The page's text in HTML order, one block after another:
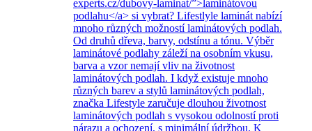
experts.cz/dubovy-laminat/”>laminátovou
podlahu</a> si vybrat? Lifestlyle laminát nabízí
mnoho různých možností laminátových podlah.
Od druhů dřeva, barvy, odstínu a tónu. Výběr
laminátové podlahy záleží na osobním vkusu,
barva a vzor nemají vliv na životnost
laminátových podlah. I když existuje mnoho
různých barev a stylů laminátových podlah,
značka Lifestyle zaručuje dlouhou životnost
laminátových podlah s vysokou odolností proti
nárazu a ochození, s minimální údržbou. K